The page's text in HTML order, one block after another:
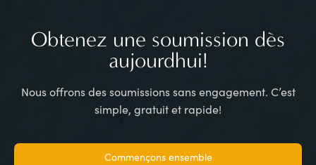
Obtenez une soumission dès
aujourdhui!
Nous offrons des soumissions sans engagement. C’est
simple, gratuit et rapide!
Commençons ensemble